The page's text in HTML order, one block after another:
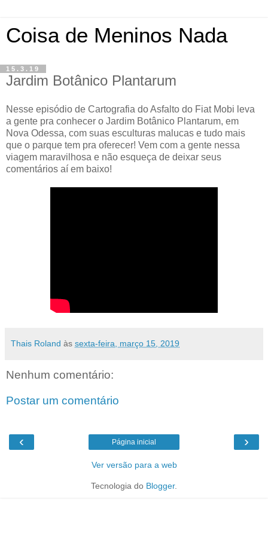
Coisa de Meninos Nada
15.3.19
Jardim Botânico Plantarum
Nesse episódio de Cartografia do Asfalto do Fiat Mobi leva
a gente pra conhecer o Jardim Botânico Plantarum, em
Nova Odessa, com suas esculturas malucas e tudo mais
que o parque tem pra oferecer! Vem com a gente nessa
viagem maravilhosa e não esqueça de deixar seus
comentários aí em baixo!
Thais Roland às sexta-feira, março 15, 2019
Nenhum comentário:
Postar um comentário
‹ ›
Página inicial
Ver versão para a web
Tecnologia do Blogger.